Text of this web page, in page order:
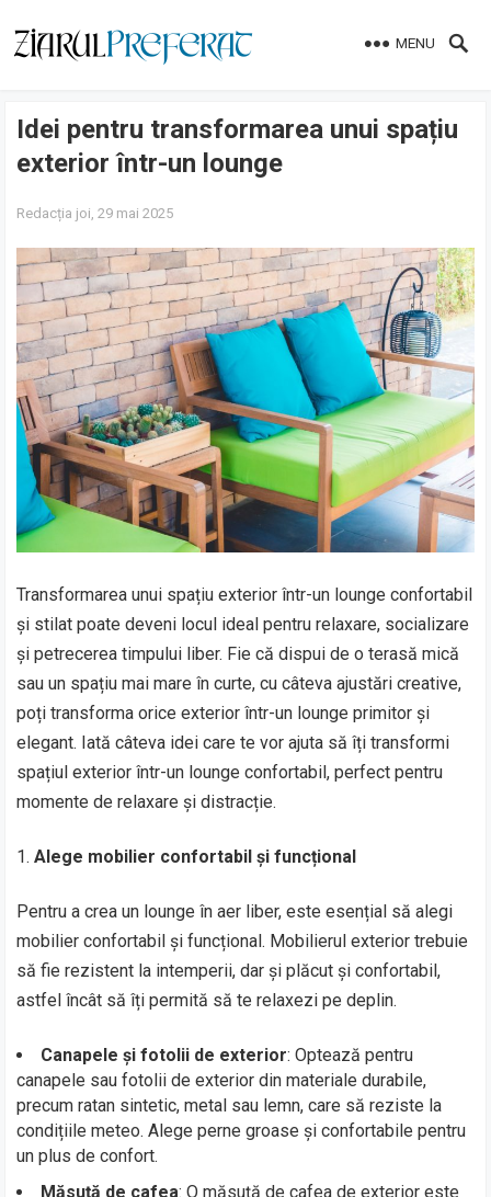
MENU
Idei pentru transformarea unui spațiu
exterior într-un lounge
Redacția joi, 29 mai 2025
Transformarea unui spațiu exterior într-un lounge confortabil
și stilat poate deveni locul ideal pentru relaxare, socializare
și petrecerea timpului liber. Fie că dispui de o terasă mică
sau un spațiu mai mare în curte, cu câteva ajustări creative,
poți transforma orice exterior într-un lounge primitor și
elegant. Iată câteva idei care te vor ajuta să îți transformi
spațiul exterior într-un lounge confortabil, perfect pentru
momente de relaxare și distracție.
Alege mobilier confortabil și funcțional
Pentru a crea un lounge în aer liber, este esențial să alegi
mobilier confortabil și funcțional. Mobilierul exterior trebuie
să fie rezistent la intemperii, dar și plăcut și confortabil,
astfel încât să îți permită să te relaxezi pe deplin.
Canapele și fotolii de exterior: Optează pentru
canapele sau fotolii de exterior din materiale durabile,
precum ratan sintetic, metal sau lemn, care să reziste la
condițiile meteo. Alege perne groase și confortabile pentru
un plus de confort.
Măsuță de cafea: O măsuță de cafea de exterior este